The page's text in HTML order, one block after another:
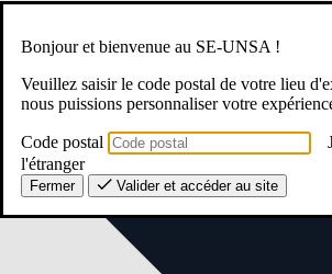
Bonjour et bienvenue au SE-UNSA !
Veuillez saisir le code postal de votre lieu
nous puissions personnaliser votre
Code postal
l'étranger
Fermer Valider et accéder au site